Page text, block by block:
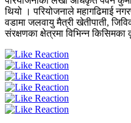
थियो । परियोजनाले महागढिमाई
वडामा जलवायु मैत्री खेतीपाती,
संरक्षणका क्षेत्रमा विभिन्न